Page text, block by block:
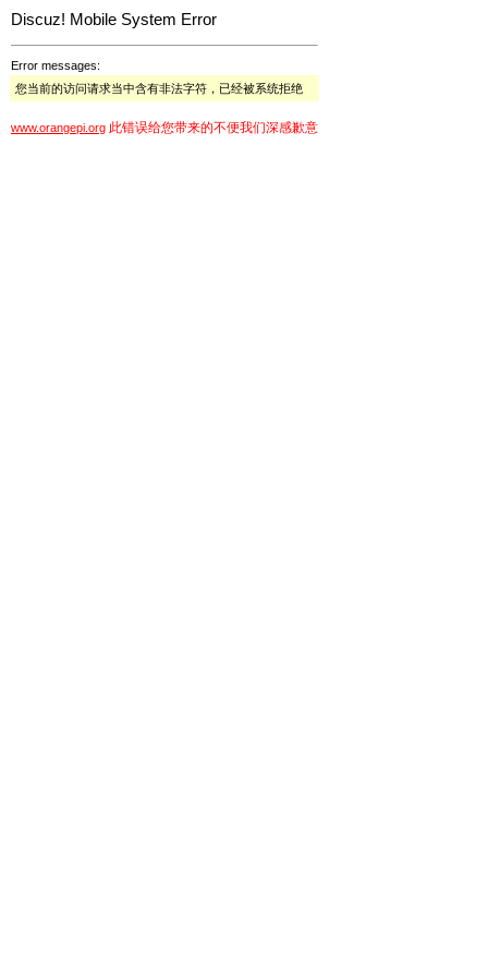
Discuz! Mobile System Error
Error messages:
您当前的访问请求当中含有非法字符，已经被系统拒绝
www.orangepi.org 此错误给您带来的不便我们深感歉意